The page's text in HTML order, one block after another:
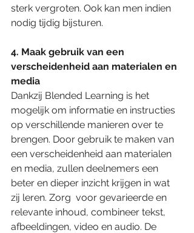
sterk vergroten. Ook kan men indien
nodig tijdig bijsturen.
4. Maak gebruik van een
verscheidenheid aan materialen en
media
Dankzij Blended Learning is het
mogelijk om informatie en instructies
op verschillende manieren over te
brengen. Door gebruik te maken van
een verscheidenheid aan materialen
en media, zullen deelnemers een
beter en dieper inzicht krijgen in wat
zij leren. Zorg  voor gevarieerde en
relevante inhoud, combineer tekst,
afbeeldingen, video en audio. De